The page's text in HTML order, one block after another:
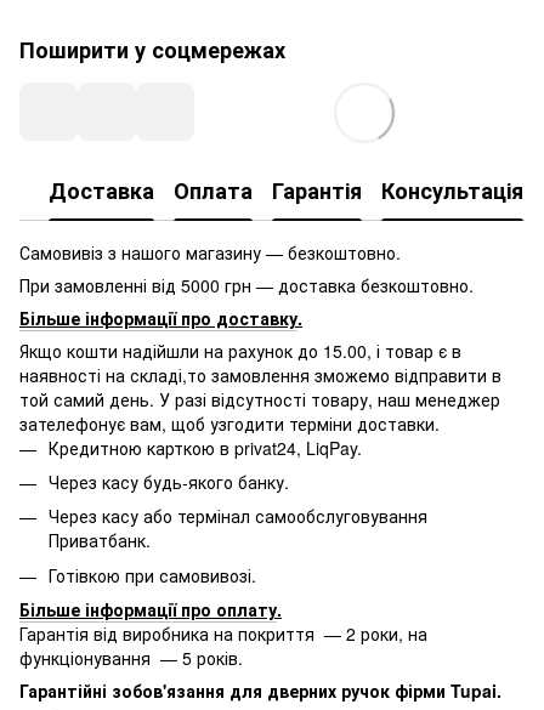
Поширити у соцмережах
Доставка Оплата Гарантія Консультація
Самовивіз з нашого магазину — безкоштовно.
При замовленні від 5000 грн — доставка безкоштовно.
Більше інформації про доставку.
Якщо кошти надійшли на рахунок до 15.00, і товар є в
наявності на складі,то замовлення зможемо відправити в
той самий день. У разі відсутності товару, наш менеджер
зателефонує вам, щоб узгодити терміни доставки.
Кредитною карткою в privat24, LiqPay.
Через касу будь-якого банку.
Через касу або термінал самообслуговування
Приватбанк.
Готівкою при самовивозі.
Більше інформації про оплату.
Гарантія від виробника на покриття — 2 роки, на
функціонування — 5 років.
Гарантійні зобов'язання для дверних ручок фірми Tupai.